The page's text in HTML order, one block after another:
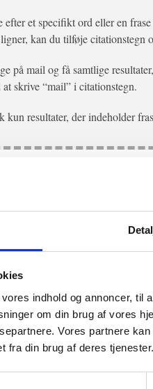
indhold og annoncer, til
om din brug af vores
Vores partnere
fra din brug af deres tjenester.
et specifikt ord eller en
kan du tilføje citationstegn
på mail og få samtlige
skrive “mail” i citationstegn.
kun resultater, der indeholder
fundet den forsvundne mail
hvis man stadig ikke kan finde
Avanceret
for du skal lære at bruge
resultater med en simpel
i en en avanceret søgning.